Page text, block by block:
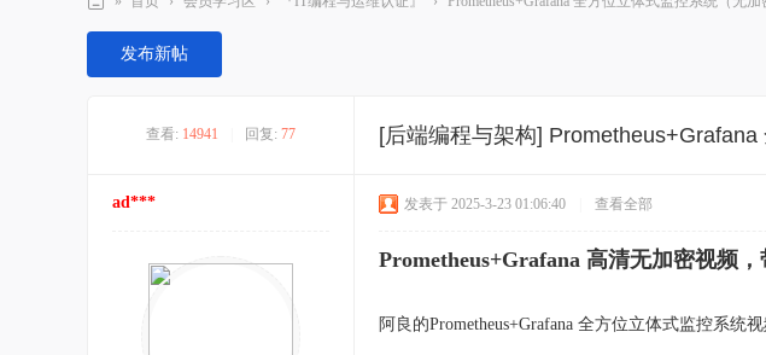
三
六
发布新帖
查看: 14941 回复: 77 [后端编程与架构] Prometheus+Grafana
ad*** 发表于 2025-3-23 01:06:40 查看全部
Prometheus+Grafana 高清无加密视频
阿良的Prometheus+Grafana 全方位立体式监控系统